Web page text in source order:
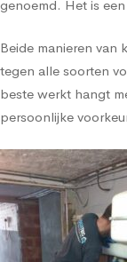
genoemd. Het is
Beide manieren van
tegen alle soorten
beste werkt hangt
persoonlijke